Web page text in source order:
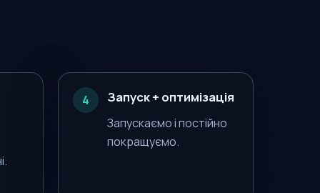
4 Запуск + оптимізація
Запускаємо і постійно
покращуємо.